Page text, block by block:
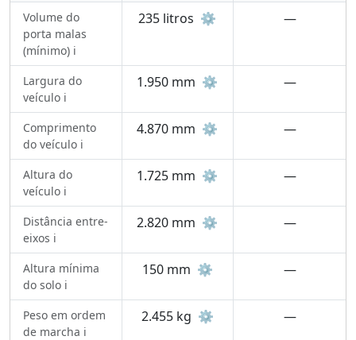
Volume do
porta malas
(mínimo) ℹ️
235 litros ⚙️ —
Largura do
veículo ℹ️
1.950 mm ⚙️ —
Comprimento
do veículo ℹ️
4.870 mm ⚙️ —
Altura do
veículo ℹ️
1.725 mm ⚙️ —
Distância entre-
eixos ℹ️
2.820 mm ⚙️ —
Altura mínima
do solo ℹ️
150 mm ⚙️ —
Peso em ordem
de marcha ℹ️
2.455 kg ⚙️ —